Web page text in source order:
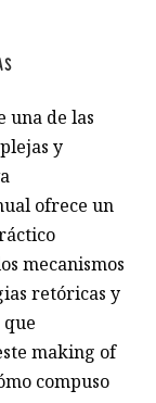
una de las
y
ofrece un
mecanismos
retóricas y
making of
compuso